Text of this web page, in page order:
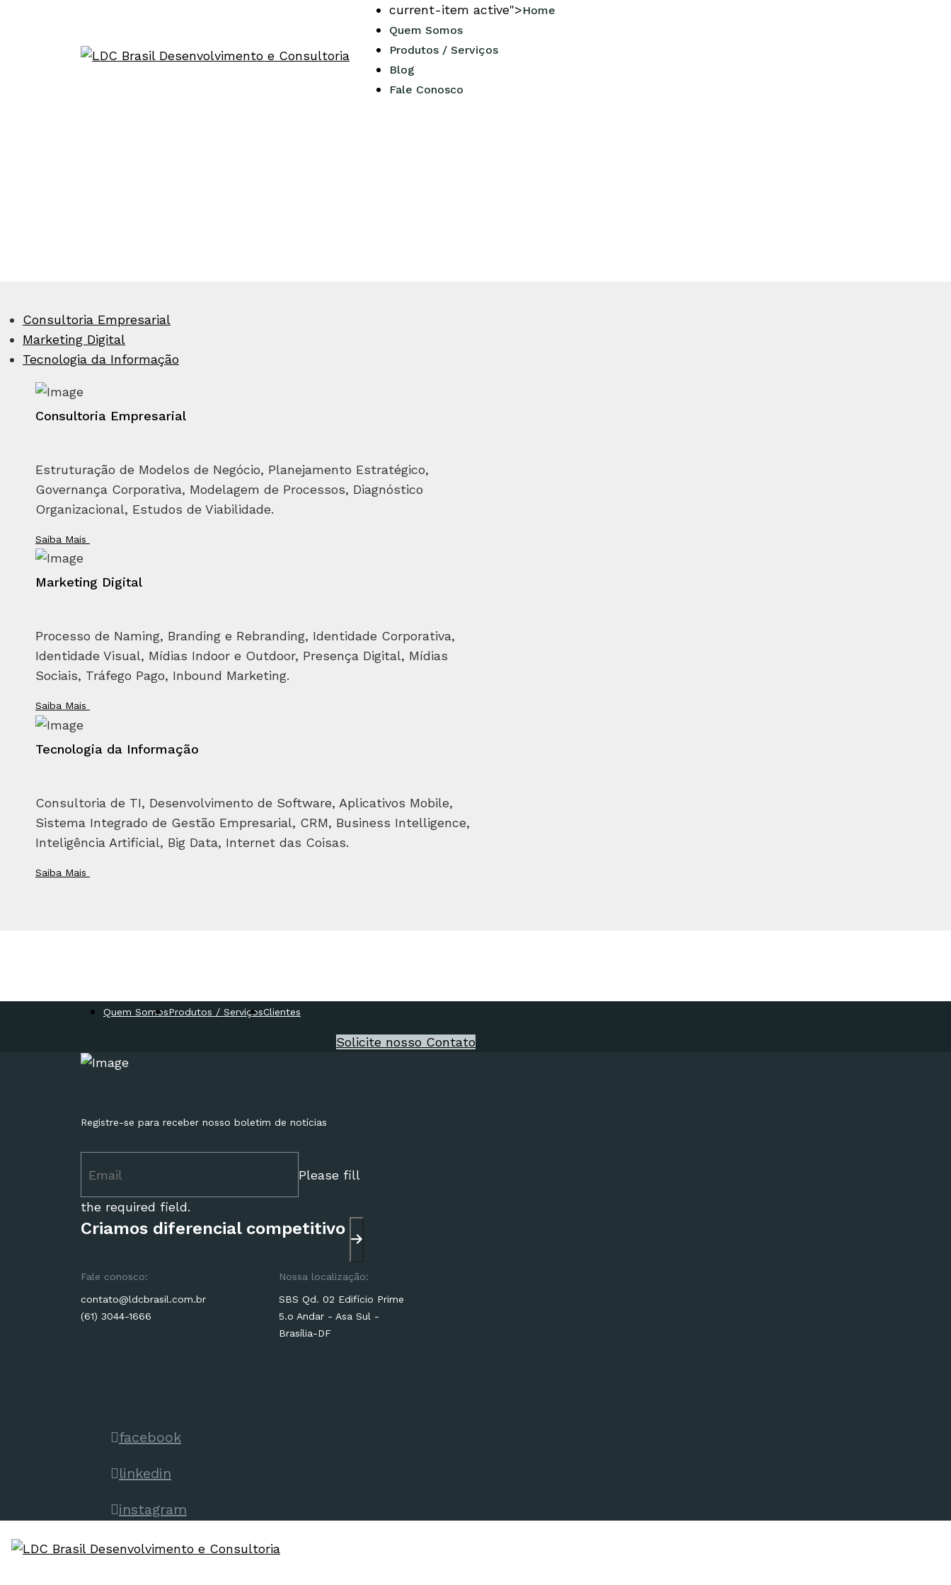
current-item active">Home
Quem Somos
Produtos / Serviços
Blog
Fale Conosco
Consultoria Empresarial
Marketing Digital
Tecnologia da Informação
Consultoria Empresarial
Estruturação de Modelos de Negócio, Planejamento Estratégico,
Governança Corporativa, Modelagem de Processos, Diagnóstico
Organizacional, Estudos de Viabilidade.
Saiba Mais
Marketing Digital
Processo de Naming, Branding e Rebranding, Identidade Corporativa,
Identidade Visual, Mídias Indoor e Outdoor, Presença Digital, Mídias
Sociais, Tráfego Pago, Inbound Marketing.
Saiba Mais
Tecnologia da Informação
Consultoria de TI, Desenvolvimento de Software, Aplicativos Mobile,
Sistema Integrado de Gestão Empresarial, CRM, Business Intelligence,
Inteligência Artificial, Big Data, Internet das Coisas.
Saiba Mais
Quem SomosProdutos / ServiçosClientes
Solicite nosso Contato
Registre-se para receber nosso boletim de notícias
Please fill
the required field.
Criamos diferencial competitivo
Fale conosco:
contato@ldcbrasil.com.br
(61) 3044-1666
Nossa localização:
SBS Qd. 02 Edifício Prime
5.o Andar - Asa Sul -
Brasília-DF
facebook
linkedin
instagram